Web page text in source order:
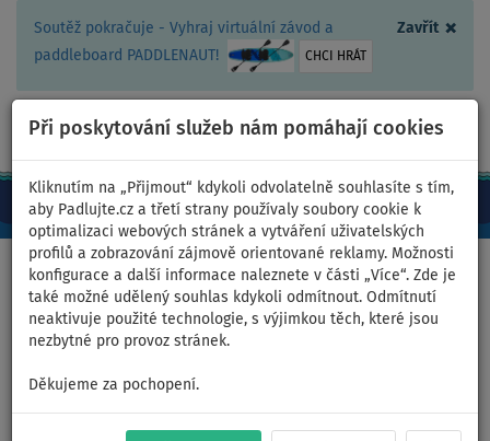
Zavřít ×
Soutěž pokračuje - Vyhraj virtuální závod a
paddleboard PADDLENAUT!
CHCI HRÁT
Při poskytování služeb nám pomáhají cookies
Kliknutím na „Přijmout“ kdykoli odvolatelně souhlasíte s tím,
aby Padlujte.cz a třetí strany používaly soubory cookie k
optimalizaci webových stránek a vytváření uživatelských
profilů a zobrazování zájmově orientované reklamy. Možnosti
konfigurace a další informace naleznete v části „Více“. Zde je
také možné udělený souhlas kdykoli odmítnout. Odmítnutí
neaktivuje použité technologie, s výjimkou těch, které jsou
nezbytné pro provoz stránek.
Děkujeme za pochopení.
CZ/Kč +420 467 409 090 0ks